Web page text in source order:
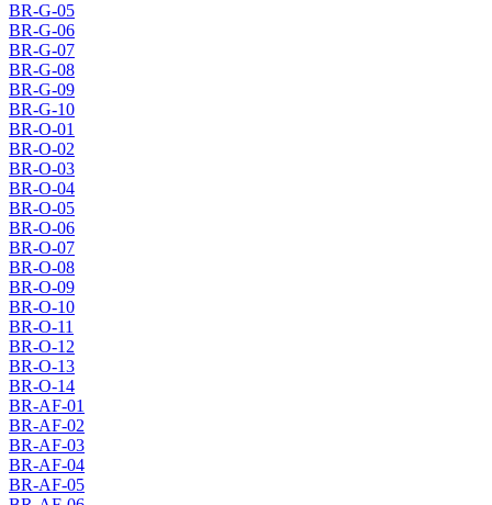
BR-G-05
BR-G-06
BR-G-07
BR-G-08
BR-G-09
BR-G-10
BR-O-01
BR-O-02
BR-O-03
BR-O-04
BR-O-05
BR-O-06
BR-O-07
BR-O-08
BR-O-09
BR-O-10
BR-O-11
BR-O-12
BR-O-13
BR-O-14
BR-AF-01
BR-AF-02
BR-AF-03
BR-AF-04
BR-AF-05